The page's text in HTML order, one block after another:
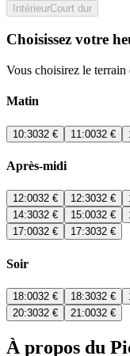
IntérieurCourt dur
Choisissez votre
Vous choisirez le terrain
Matin
10:3032 € 11:0032 €
Après-midi
12:0032 € 12:3032 €
14:3032 € 15:0032 €
17:0032 € 17:3032 €
Soir
18:0032 € 18:3032 €
20:3032 € 21:0032 €
À propos du